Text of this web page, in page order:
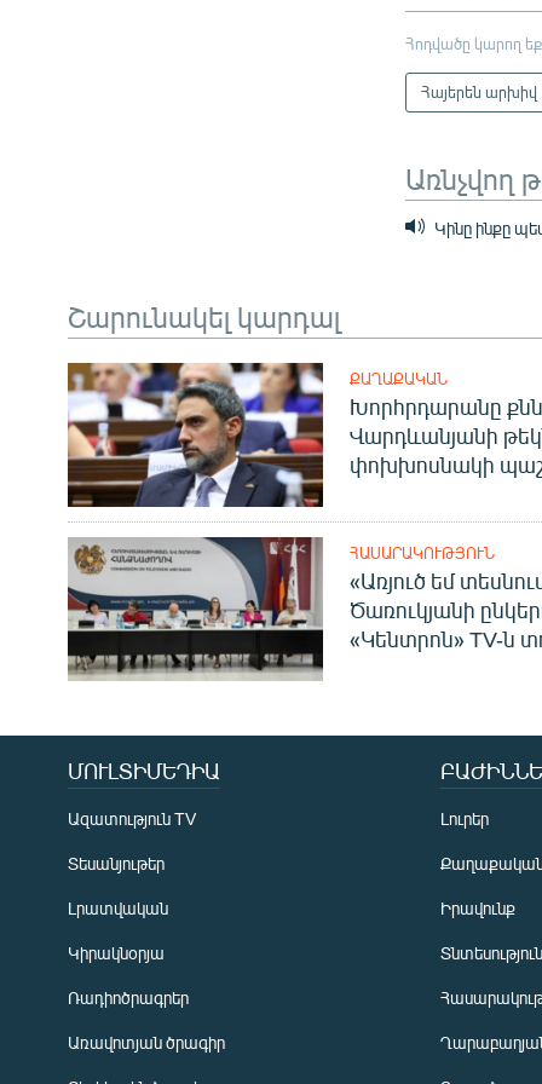
Հոդվածը կարող
Հայերեն արխիվ
Առնչվող
Կինը ինքը
Շարունակել կարդալ
ՔԱՂԱՔԱԿԱՆ
Խորհրդարանը
Վարդևանյանի
փոխխոսնակի
ՀԱՍԱՐԱԿՈՒԹՅՈՒՆ
«Առյուծ եմ
Ծառուկյանի
«Կենտրոն» TV-ն
ՄՈՒԼՏԻՄԵԴԻԱ
Ազատություն TV
Տեսանյութեր
Լրատվական
Կիրակնօրյա
Ռադիոծրագրեր
Առավոտյան ծրագիր
Լուրեր
Իրավունք
Տնտեսություն